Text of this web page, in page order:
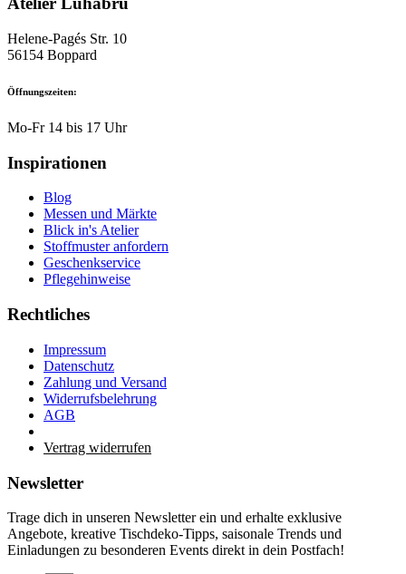
Helene-Pagés Str. 10
56154 Boppard
Öffnungszeiten:
Mo-Fr 14 bis 17 Uhr
Inspirationen
Blog
Messen und Märkte
Blick in's Atelier
Stoffmuster anfordern
Geschenkservice
Pflegehinweise
Rechtliches
Impressum
Datenschutz
Zahlung und Versand
Widerrufsbelehrung
AGB
Vertrag widerrufen
Newsletter
Trage dich in unseren Newsletter ein und erhalte exklusive
Angebote, kreative Tischdeko-Tipps, saisonale Trends und
Einladungen zu besonderen Events direkt in dein Postfach!